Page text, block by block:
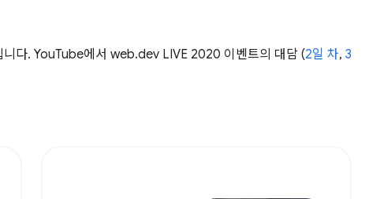
다. YouTube에서 web.dev LIVE 2020 이벤트의 대담 (2일 차, 3